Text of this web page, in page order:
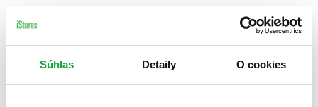
Súhlas Detaily O cookies